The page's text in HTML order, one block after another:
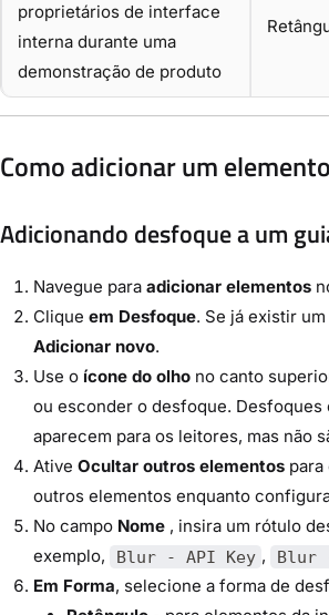
proprietários de interface
interna durante uma
demonstração de produto
Como adicionar um
Adicionando desfoque a um
Navegue para adicionar elementos
Clique em Desfoque. Se já existir
Adicionar novo.
Use o ícone do olho no canto
ou esconder o desfoque. Desfoques
aparecem para os leitores, mas não
Ative Ocultar outros elementos
outros elementos enquanto
No campo Nome , insira um rótulo
exemplo,
Blur - API Key , Blur
Em Forma, selecione a forma de